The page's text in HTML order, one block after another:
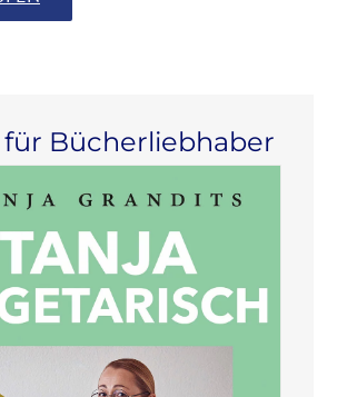
für Bücherliebhaber